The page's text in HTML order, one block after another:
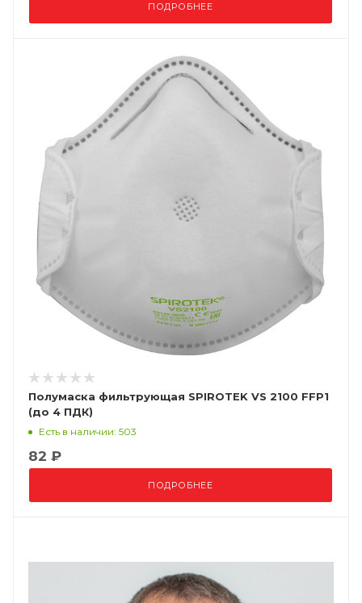
ПОДРОБНЕЕ
Полумаска фильтрующая SPIROTEK VS 2100 FFP1
(до 4 ПДК)
Есть в наличии: 503
82 ₽
ПОДРОБНЕЕ